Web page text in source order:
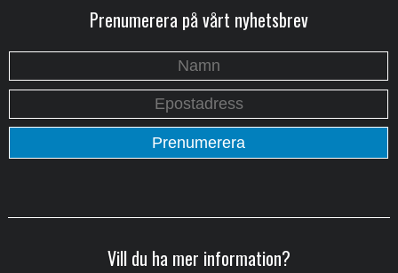
Prenumerera på vårt nyhetsbrev
Vill du ha mer information?